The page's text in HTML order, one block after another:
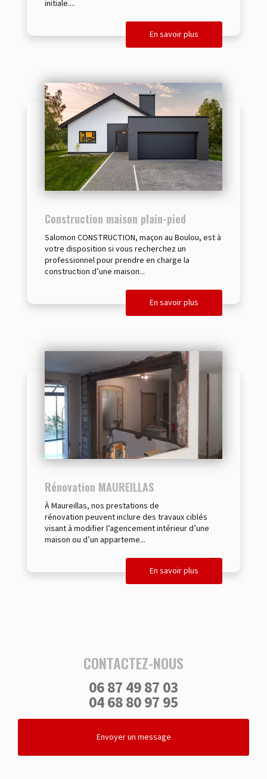
initiale....
En savoir plus
Construction maison plain-pied
Salomon CONSTRUCTION, maçon au Boulou, est à
votre disposition si vous recherchez un
professionnel pour prendre en charge la
construction d’une maison...
En savoir plus
Rénovation MAUREILLAS
À Maureillas, nos prestations de
rénovation peuvent inclure des travaux ciblés
visant à modifier l’agencement intérieur d’une
maison ou d’un apparteme...
En savoir plus
CONTACTEZ-NOUS
06 87 49 87 03
04 68 80 97 95
Envoyer un message